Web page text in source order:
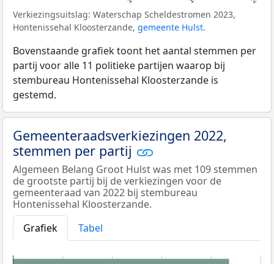
Verkiezingsuitslag: Waterschap Scheldestromen 2023,
Hontenissehal Kloosterzande, gemeente Hulst.
Bovenstaande grafiek toont het aantal stemmen per
partij voor alle 11 politieke partijen waarop bij
stembureau Hontenissehal Kloosterzande is
gestemd.
Gemeenteraadsverkiezingen 2022,
stemmen per partij
Algemeen Belang Groot Hulst was met 109 stemmen
de grootste partij bij de verkiezingen voor de
gemeenteraad van 2022 bij stembureau
Hontenissehal Kloosterzande.
Grafiek
Tabel